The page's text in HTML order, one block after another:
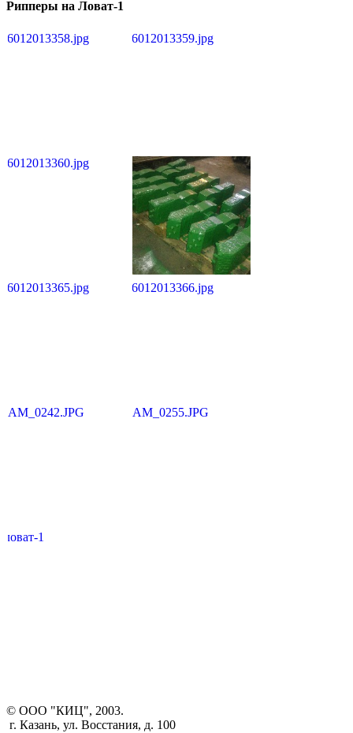
Рипперы на Ловат-1
© ООО "КИЦ", 2003.
г. Казань, ул. Восстания, д. 100